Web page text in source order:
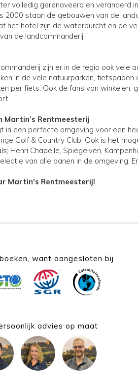
volledig gerenoveerd en veranderd
2000 staan de gebouwen van de
het hotel zijn de waterburcht en de
de landcommanderij.
zijn er in de regio ook vele
in de vele natuurparken,
per fiets. Ook de fans van winkelen,
Martin’s Rentmeesterij
in een perfecte omgeving voor een
Golf & Country Club. Ook is het
Henri Chapelle, Spiegelven,
van alle banen in de omgeving.
Martin's Rentmeesterij!
want aangesloten bij
advies op maat